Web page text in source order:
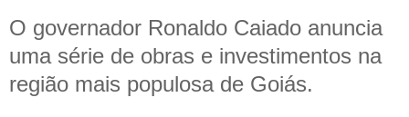
O governador Ronaldo Caiado anuncia
uma série de obras e investimentos na
região mais populosa de Goiás.